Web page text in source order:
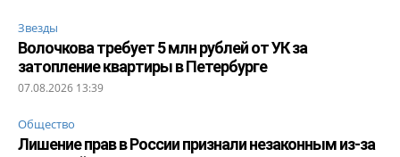
Звезды
Волочкова требует 5 млн рублей от УК за
затопление квартиры в Петербурге
07.08.2026 13:39
Общество
Лишение прав в России признали незаконным из-за